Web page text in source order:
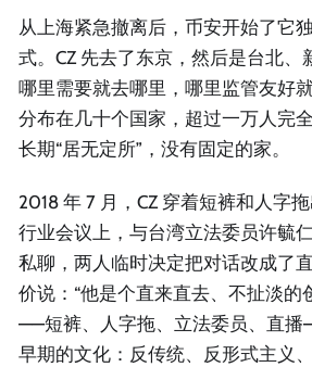
从上海紧急撤离后，币安开始了它
式。CZ 先去了东京，然后是台北
哪里需要就去哪里，哪里监管友好
分布在几十个国家，超过一万人完
长期“居无定所”，没有固定的家。
2018 年 7 月，CZ 穿着短裤和人字
行业会议上，与台湾立法委员许毓
私聊，两人临时决定把对话改成了
价说：“他是个直来直去、不扯淡的
——短裤、人字拖、立法委员、直播
早期的文化：反传统、反形式主义、